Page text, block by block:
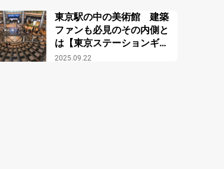
2025.09.22
東京駅の中の美術館 建築
ファンも必見のその内側と
は【東京ステーションギャ
ラリー】